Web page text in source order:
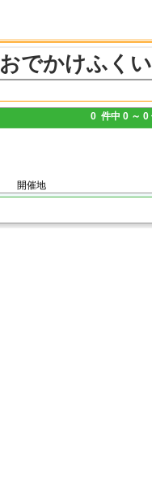
おでかけふく
0 件中 0 ～ 0
開催地